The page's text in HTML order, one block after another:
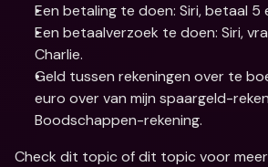
Een betaling te doen: Siri, betaal 5
Een betaalverzoek te doen: Siri,
Charlie.
Geld tussen rekeningen over te
euro over van mijn spaargeld-
Boodschappen-rekening.
Check dit topic of dit topic voor